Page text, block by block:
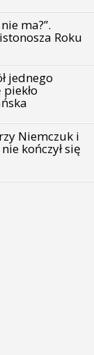
ma?”.
Roku
jednego
Niemczuk i
kończył się